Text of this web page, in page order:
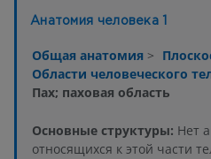
Анатомия человека 1
Общая анатомия >
Области человеческого
Пах; паховая область
Основные структуры: Нет
относящихся к этой части